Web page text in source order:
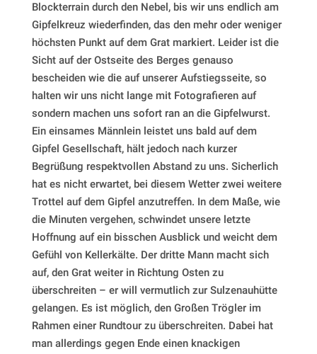
Blockterrain durch den Nebel, bis wir uns endlich am
Gipfelkreuz wiederfinden, das den mehr oder weniger
höchsten Punkt auf dem Grat markiert. Leider ist die
Sicht auf der Ostseite des Berges genauso
bescheiden wie die auf unserer Aufstiegsseite, so
halten wir uns nicht lange mit Fotografieren auf
sondern machen uns sofort ran an die Gipfelwurst.
Ein einsames Männlein leistet uns bald auf dem
Gipfel Gesellschaft, hält jedoch nach kurzer
Begrüßung respektvollen Abstand zu uns. Sicherlich
hat es nicht erwartet, bei diesem Wetter zwei weitere
Trottel auf dem Gipfel anzutreffen. In dem Maße, wie
die Minuten vergehen, schwindet unsere letzte
Hoffnung auf ein bisschen Ausblick und weicht dem
Gefühl von Kellerkälte. Der dritte Mann macht sich
auf, den Grat weiter in Richtung Osten zu
überschreiten – er will vermutlich zur Sulzenauhütte
gelangen. Es ist möglich, den Großen Trögler im
Rahmen einer Rundtour zu überschreiten. Dabei hat
man allerdings gegen Ende einen knackigen